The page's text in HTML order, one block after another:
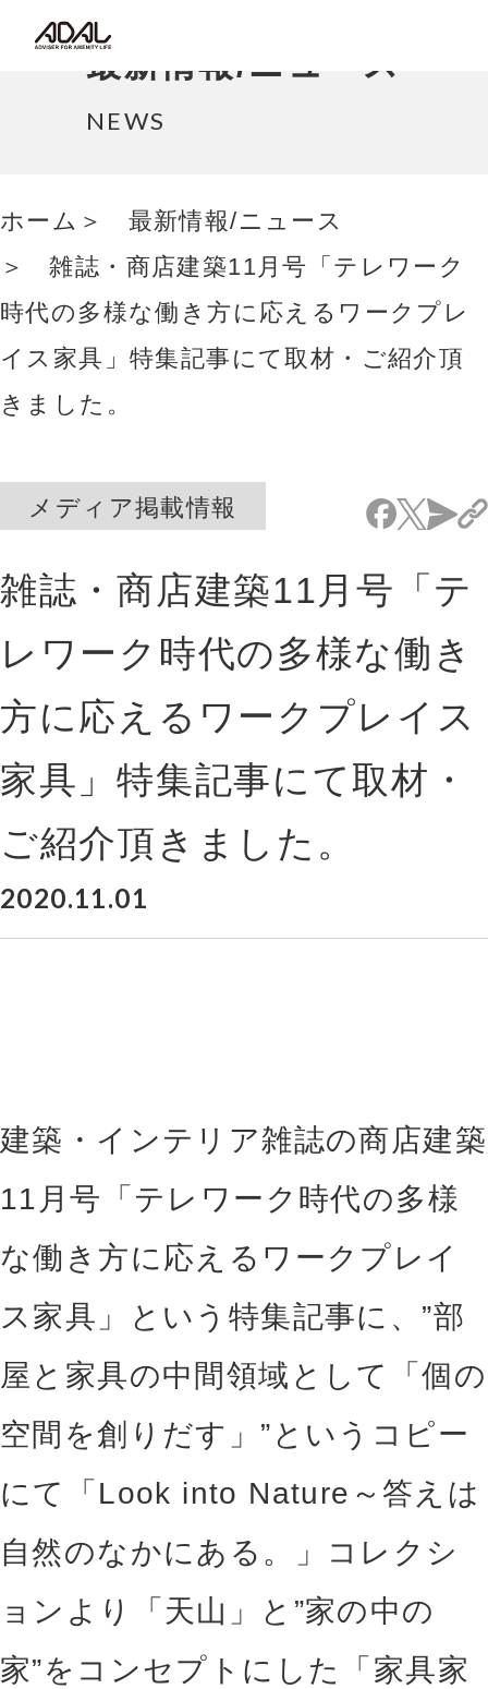
コラム
最新情報/ニュース
採用情報
Japanese
最新情報/ニュース
NEWS
ホーム
最新情報/ニュース
雑誌・商店建築11月号「テレワーク
時代の多様な働き方に応えるワークプレ
イス家具」特集記事にて取材・ご紹介頂
きました。
メディア掲載情報
雑誌・商店建築11月号「テ
レワーク時代の多様な働き
方に応えるワークプレイス
家具」特集記事にて取材・
ご紹介頂きました。
2020.11.01
建築・インテリア雑誌の商店建築
11月号「テレワーク時代の多様
な働き方に応えるワークプレイ
ス家具」という特集記事に、”部
屋と家具の中間領域として「個の
空間を創りだす」”というコピー
にて「Look into Nature～答えは
自然のなかにある。」コレクシ
ョンより「天山」と”家の中の
家”をコンセプトにした「家具家